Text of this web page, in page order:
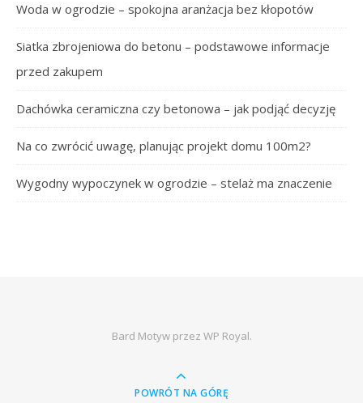
Woda w ogrodzie – spokojna aranżacja bez kłopotów
Siatka zbrojeniowa do betonu – podstawowe informacje
przed zakupem
Dachówka ceramiczna czy betonowa – jak podjąć decyzję
Na co zwrócić uwagę, planując projekt domu 100m2?
Wygodny wypoczynek w ogrodzie – stelaż ma znaczenie
Bard Motyw przez WP Royal.
POWRÓT NA GÓRĘ